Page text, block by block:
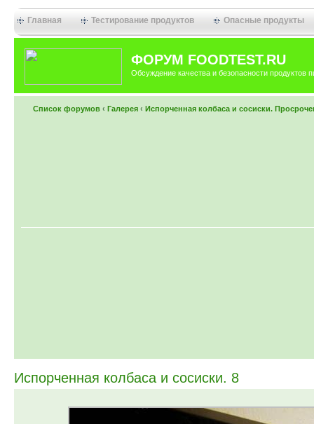
Главная Тестирование продуктов Опасные продукты
ФОРУМ FOODTEST.RU
Обсуждение качества и безопасности продуктов
Список форумов ‹ Галерея ‹ Испорченная колбаса и сосиски.
Испорченная колбаса и сосиски. 8